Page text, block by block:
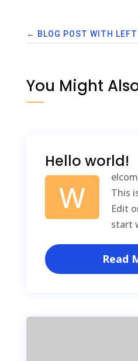
← BLOG POST WITH
You Might
Hello world!
W
This
Edit
start
Read